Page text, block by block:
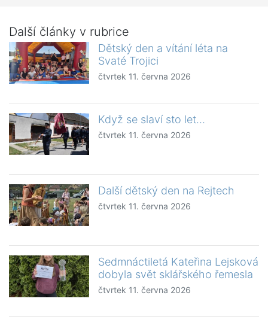
Další články v rubrice
Dětský den a vítání léta na
Svaté Trojici
čtvrtek 11. června 2026
Když se slaví sto let…
čtvrtek 11. června 2026
Další dětský den na Rejtech
čtvrtek 11. června 2026
Sedmnáctiletá Kateřina Lejsková
dobyla svět sklářského řemesla
čtvrtek 11. června 2026